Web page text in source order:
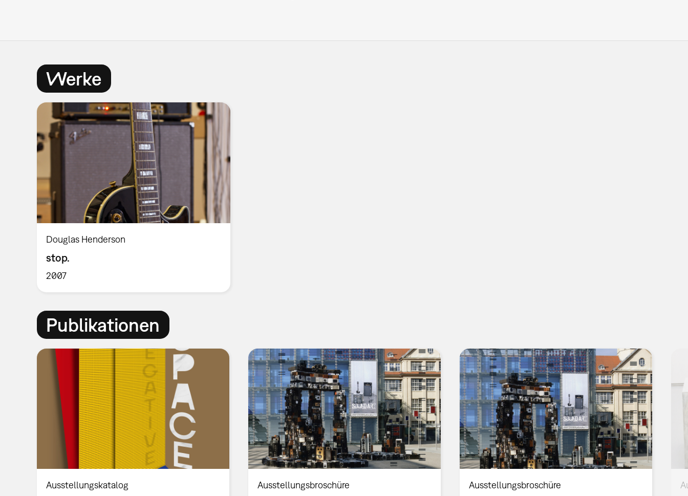
Werke
Douglas Henderson
stop.
2007
Publikationen
Ausstellungskatalog Ausstellungsbroschüre Ausstellungsbroschüre